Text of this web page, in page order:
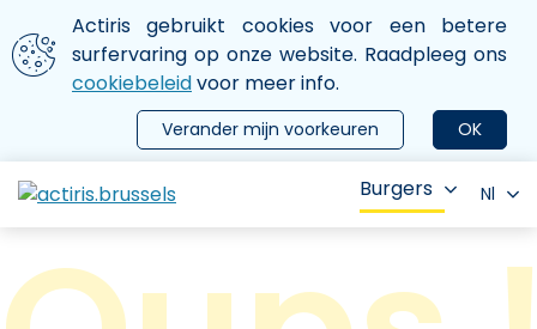
Aller au contenu principal
We gebruiken cookies
Actiris gebruikt cookies voor een betere
surfervaring op onze website. Raadpleeg ons
cookiebeleidvoor meer info.
OK
Verander mijn voorkeuren
le menu
Burgers Nl